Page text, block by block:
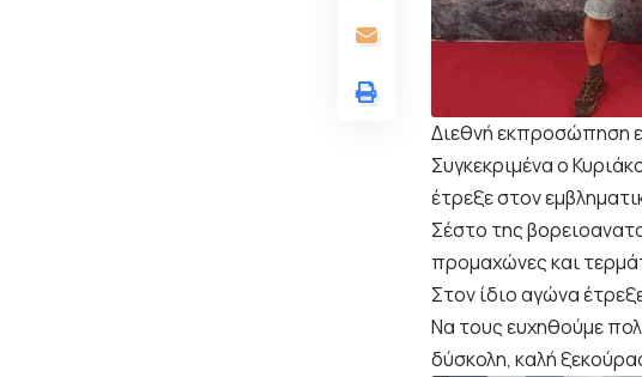
Διεθνή εκπροσώπηση
Συγκεκριμένα ο
έτρεξε στον
Σέστο της
προμαχώνες και
Στον ίδιο αγώνα
Να τους ευχηθούμε
δύσκολη, καλή